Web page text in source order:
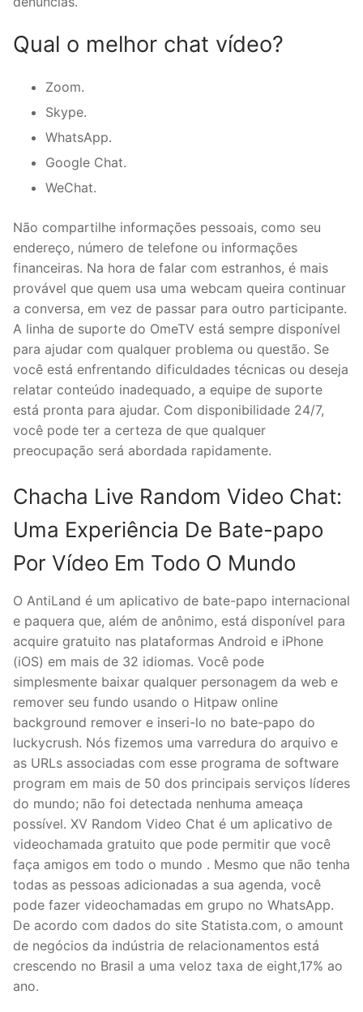
Qual o melhor chat vídeo?
Zoom.
Skype.
WhatsApp.
Google Chat.
WeChat.
Não compartilhe informações pessoais, como seu
endereço, número de telefone ou informações
financeiras. Na hora de falar com estranhos, é mais
provável que quem usa uma webcam queira continuar
a conversa, em vez de passar para outro participante.
A linha de suporte do OmeTV está sempre disponível
para ajudar com qualquer problema ou questão. Se
você está enfrentando dificuldades técnicas ou deseja
relatar conteúdo inadequado, a equipe de suporte
está pronta para ajudar. Com disponibilidade 24/7,
você pode ter a certeza de que qualquer
preocupação será abordada rapidamente.
Chacha Live Random Video Chat:
Uma Experiência De Bate-papo
Por Vídeo Em Todo O Mundo
O AntiLand é um aplicativo de bate-papo internacional
e paquera que, além de anônimo, está disponível para
acquire gratuito nas plataformas Android e iPhone
(iOS) em mais de 32 idiomas. Você pode
simplesmente baixar qualquer personagem da web e
remover seu fundo usando o Hitpaw online
background remover e inseri-lo no bate-papo do
luckycrush. Nós fizemos uma varredura do arquivo e
as URLs associadas com esse programa de software
program em mais de 50 dos principais serviços líderes
do mundo; não foi detectada nenhuma ameaça
possível. XV Random Video Chat é um aplicativo de
videochamada gratuito que pode permitir que você
faça amigos em todo o mundo . Mesmo que não tenha
todas as pessoas adicionadas a sua agenda, você
pode fazer videochamadas em grupo no WhatsApp.
De acordo com dados do site Statista.com, o amount
de negócios da indústria de relacionamentos está
crescendo no Brasil a uma veloz taxa de eight,17% ao
ano.